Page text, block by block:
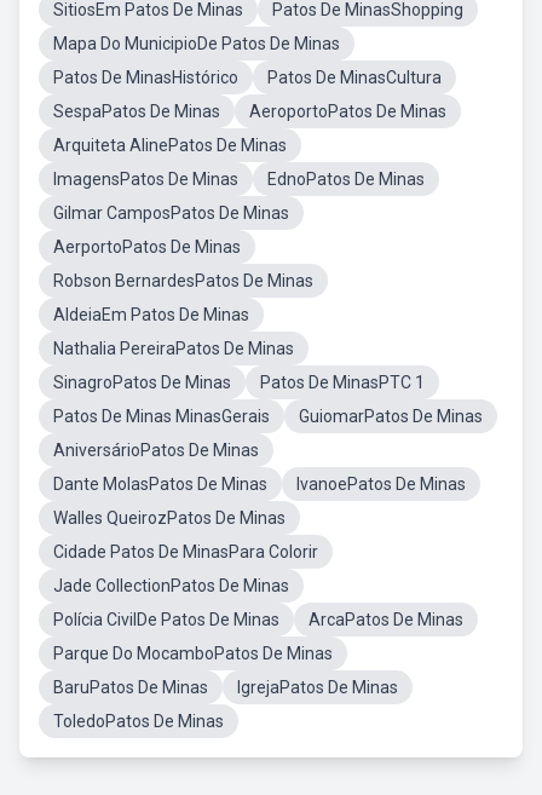
SitiosEm Patos De Minas
Patos De MinasShopping
Mapa Do MunicipioDe Patos De Minas
Patos De MinasHistórico
Patos De MinasCultura
SespaPatos De Minas
AeroportoPatos De Minas
Arquiteta AlinePatos De Minas
ImagensPatos De Minas
EdnoPatos De Minas
Gilmar CamposPatos De Minas
AerportoPatos De Minas
Robson BernardesPatos De Minas
AldeiaEm Patos De Minas
Nathalia PereiraPatos De Minas
SinagroPatos De Minas
Patos De MinasPTC 1
Patos De Minas MinasGerais
GuiomarPatos De Minas
AniversárioPatos De Minas
Dante MolasPatos De Minas
IvanoePatos De Minas
Walles QueirozPatos De Minas
Cidade Patos De MinasPara Colorir
Jade CollectionPatos De Minas
Polícia CivilDe Patos De Minas
ArcaPatos De Minas
Parque Do MocamboPatos De Minas
BaruPatos De Minas
IgrejaPatos De Minas
ToledoPatos De Minas